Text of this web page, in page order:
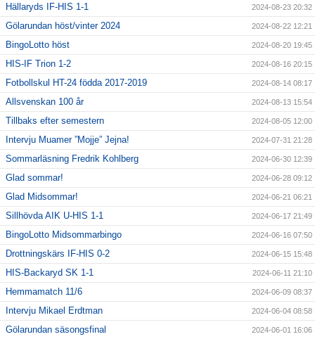
Hällaryds IF-HIS 1-1 2024-08-23 20:32
Gölarundan höst/vinter 2024 2024-08-22 12:21
BingoLotto höst 2024-08-20 19:45
HIS-IF Trion 1-2 2024-08-16 20:15
Fotbollskul HT-24 födda 2017-2019 2024-08-14 08:17
Allsvenskan 100 år 2024-08-13 15:54
Tillbaks efter semestern 2024-08-05 12:00
Intervju Muamer ”Mojje” Jejna! 2024-07-31 21:28
Sommarläsning Fredrik Kohlberg 2024-06-30 12:39
Glad sommar! 2024-06-28 09:12
Glad Midsommar! 2024-06-21 06:21
Sillhövda AIK U-HIS 1-1 2024-06-17 21:49
BingoLotto Midsommarbingo 2024-06-16 07:50
Drottningskärs IF-HIS 0-2 2024-06-15 15:48
HIS-Backaryd SK 1-1 2024-06-11 21:10
Hemmamatch 11/6 2024-06-09 08:37
Intervju Mikael Erdtman 2024-06-04 08:58
Gölarundan säsongsfinal 2024-06-01 16:06